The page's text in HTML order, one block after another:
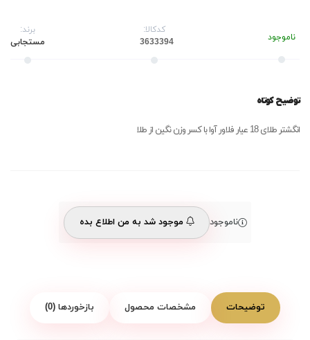
ناموجود
کدکالا:
برند:
مستجابی
توضیح کوتاه
انگشتر طلای 18 عیار فلاور آوا با کسر وزن نگین از طلا
ناموجود موجود شد به من اطلاع بده
توضیحات مشخصات محصول بازخوردها (0)